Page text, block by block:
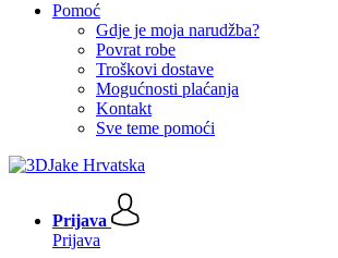
Pomoć
Gdje je moja narudžba?
Povrat robe
Troškovi dostave
Mogućnosti plaćanja
Kontakt
Sve teme pomoći
Prijava
Prijava